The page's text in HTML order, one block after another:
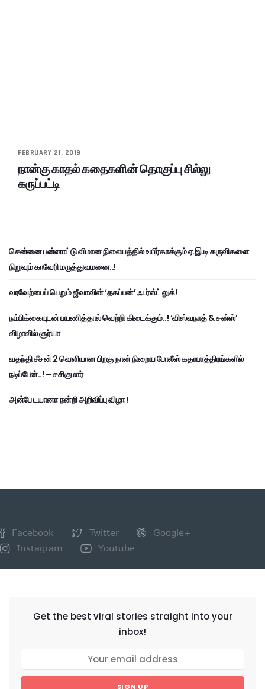
FEBRUARY 21, 2019
நான்கு காதல் கதைகளின் தொகுப்பு சில்லு
கருப்பட்டி
சென்னை பன்னாட்டு விமான நிலையத்தில் உயிர்காக்கும் ஏ.இ.டி கருவிகளை
நிறுவும் காவேரி மருத்துவமனை..!
வரவேற்பைப் பெறும் ஜீவாவின் ‘தகப்பன்’ ஃபர்ஸ்ட் லுக்!
நம்பிக்கையுடன் பயணித்தால் வெற்றி கிடைக்கும்..! ‘விஸ்வநாத் & சன்ஸ்’
விழாவில் சூர்யா
வதந்தி சீசன் 2 வெளியான பிறகு நான் நிறைய போலீஸ் கதாபாத்திரங்களில்
நடிப்பேன்..! – சசிகுமார்
அன்பே டயானா நன்றி அறிவிப்பு விழா !
Facebook Twitter
Google+
Instagram
Youtube
Get the best viral stories straight into your
inbox!
SIGN UP